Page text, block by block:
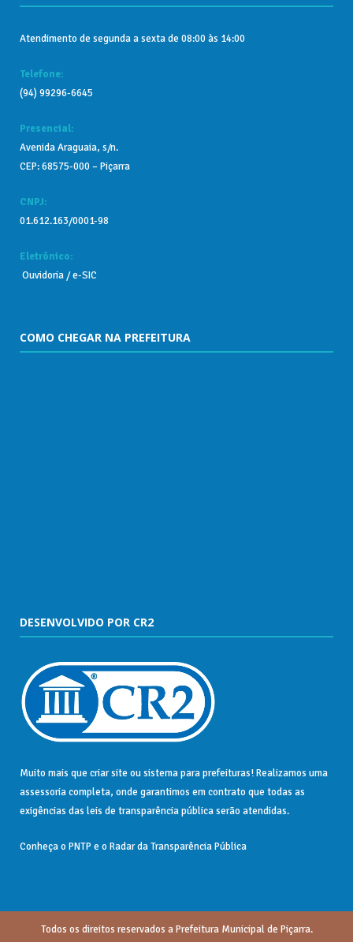
Atendimento de segunda a sexta de 08:00 às 14:00
Telefone:
(94) 99296-6645
Presencial:
Avenida Araguaia, s/n.
CEP: 68575-000 – Piçarra
CNPJ:
01.612.163/0001-98
Eletrônico:
Ouvidoria /e-SIC
COMO CHEGAR NA PREFEITURA
DESENVOLVIDO POR CR2
Muito mais que criar site ousistema para prefeituras! Realizamos uma
assessoriacompleta, onde garantimos em contrato que todas as
exigências das leis de transparência públicaserão atendidas.
Conheça o PNTP e o Radar da Transparência Pública
Todos os direitos reservados a Prefeitura Municipal de Piçarra.